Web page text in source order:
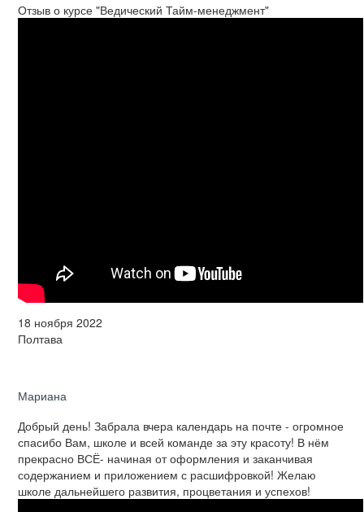
Отзыв о курсе "Ведический Тайм-менеджмент"
18 ноября 2022
Полтава
Мариана
Добрый день! Забрала вчера календарь на почте - огромное
спасибо Вам, школе и всей команде за эту красоту! В нём
прекрасно ВСЁ- начиная от оформления и заканчивая
содержанием и приложением с расшифровкой! Желаю
школе дальнейшего развития, процветания и успехов!